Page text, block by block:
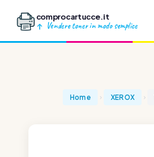
comprocartucce.it
Vendere toner in modo semplice
Home XEROX